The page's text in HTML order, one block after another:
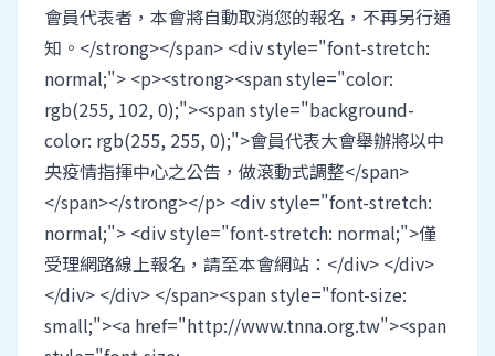
會員代表者，本會將自動取消您的報名，不再另行通
知。</strong></span> <div style="font-stretch:
normal;"> <p><strong><span style="color:
rgb(255, 102, 0);"><span style="background-
color: rgb(255, 255, 0);">會員代表大會舉辦將以中
央疫情指揮中心之公告，做滾動式調整</span>
</span></strong></p> <div style="font-stretch:
normal;"> <div style="font-stretch: normal;">僅
受理網路線上報名，請至本會網站：</div> </div>
</div> </div> </span><span style="font-size:
small;"><a href="http://www.tnna.org.tw"><span